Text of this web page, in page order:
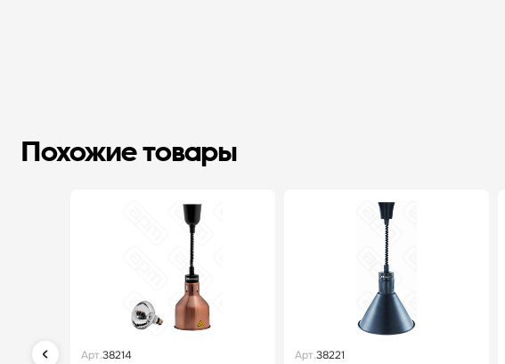
Похожие товары
Арт.38214 Арт.38221